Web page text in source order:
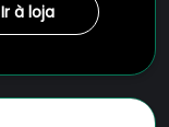
Ir à loja